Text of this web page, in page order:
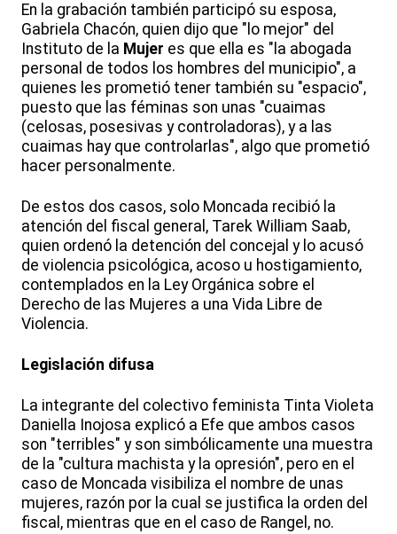
En la grabación también participó su esposa,
Gabriela Chacón, quien dijo que "lo mejor" del
Instituto de la Mujer es que ella es "la abogada
personal de todos los hombres del municipio", a
quienes les prometió tener también su "espacio",
puesto que las féminas son unas "cuaimas
(celosas, posesivas y controladoras), y a las
cuaimas hay que controlarlas", algo que prometió
hacer personalmente.
De estos dos casos, solo Moncada recibió la
atención del fiscal general, Tarek William Saab,
quien ordenó la detención del concejal y lo acusó
de violencia psicológica, acoso u hostigamiento,
contemplados en la Ley Orgánica sobre el
Derecho de las Mujeres a una Vida Libre de
Violencia.
Legislación difusa
La integrante del colectivo feminista Tinta Violeta
Daniella Inojosa explicó a Efe que ambos casos
son "terribles" y son simbólicamente una muestra
de la "cultura machista y la opresión", pero en el
caso de Moncada visibiliza el nombre de unas
mujeres, razón por la cual se justifica la orden del
fiscal, mientras que en el caso de Rangel, no.